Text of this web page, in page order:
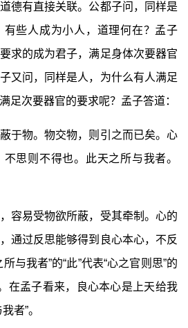
德有直接关联。公都子问，同样是
有些人成为小人，道理何在？孟子
求的成为君子，满足身体次要器官
又问，同样是人，为什么有人满足
足次要器官的要求呢？孟子答道：
物。物交物，则引之而已矣。心
思则不得也。此天之所与我者。
易受物欲所蔽，受其牵制。心的
通过反思能够得到良心本心，不反
与我者”的“此”代表“心之官则思”的
在孟子看来，良心本心是上天给我
者”。